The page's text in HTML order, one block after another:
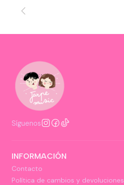
Síguenos
INFORMACIÓN
Contacto
Política de cambios y devoluciones